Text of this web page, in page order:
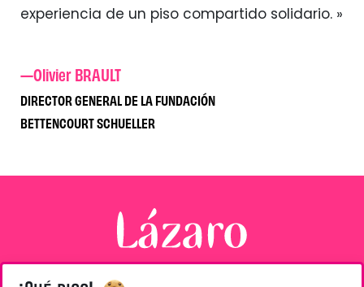
experiencia de un piso compartido solidario. »
—Olivier BRAULT
DIRECTOR GENERAL DE LA FUNDACIÓN
BETTENCOURT SCHUELLER